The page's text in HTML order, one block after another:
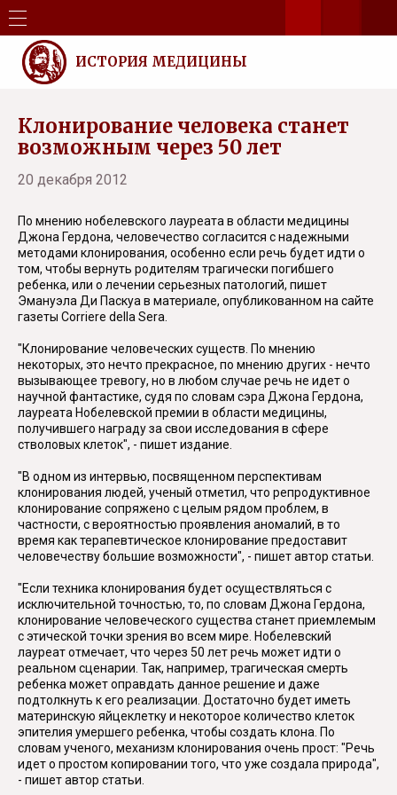
ИСТОРИЯ МЕДИЦИНЫ
Клонирование человека станет
возможным через 50 лет
20 декабря 2012
По мнению нобелевского лауреата в области медицины
Джона Гердона, человечество согласится с надежными
методами клонирования, особенно если речь будет идти о
том, чтобы вернуть родителям трагически погибшего
ребенка, или о лечении серьезных патологий, пишет
Эмануэла Ди Паскуа в материале, опубликованном на сайте
газеты Corriere della Sera.
"Клонирование человеческих существ. По мнению
некоторых, это нечто прекрасное, по мнению других - нечто
вызывающее тревогу, но в любом случае речь не идет о
научной фантастике, судя по словам сэра Джона Гердона,
лауреата Нобелевской премии в области медицины,
получившего награду за свои исследования в сфере
стволовых клеток", - пишет издание.
"В одном из интервью, посвященном перспективам
клонирования людей, ученый отметил, что репродуктивное
клонирование сопряжено с целым рядом проблем, в
частности, с вероятностью проявления аномалий, в то
время как терапевтическое клонирование предоставит
человечеству большие возможности", - пишет автор статьи.
"Если техника клонирования будет осуществляться с
исключительной точностью, то, по словам Джона Гердона,
клонирование человеческого существа станет приемлемым
с этической точки зрения во всем мире. Нобелевский
лауреат отмечает, что через 50 лет речь может идти о
реальном сценарии. Так, например, трагическая смерть
ребенка может оправдать данное решение и даже
подтолкнуть к его реализации. Достаточно будет иметь
материнскую яйцеклетку и некоторое количество клеток
эпителия умершего ребенка, чтобы создать клона. По
словам ученого, механизм клонирования очень прост: "Речь
идет о простом копировании того, что уже создала природа",
- пишет автор статьи.